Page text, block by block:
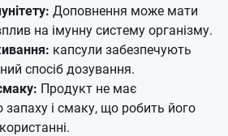
Доповнення може мати
на імунну систему організму.
капсули забезпечують
спосіб дозування.
Продукт не має
запаху і смаку, що робить його